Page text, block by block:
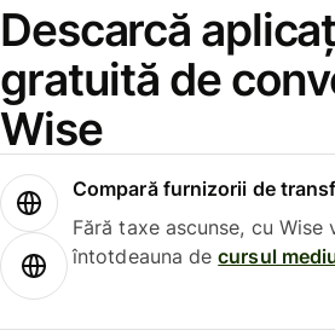
Descarcă
gratuită de
Wise
Compară furnizorii de
Fără taxe ascunse, cu Wise
întotdeauna decursul